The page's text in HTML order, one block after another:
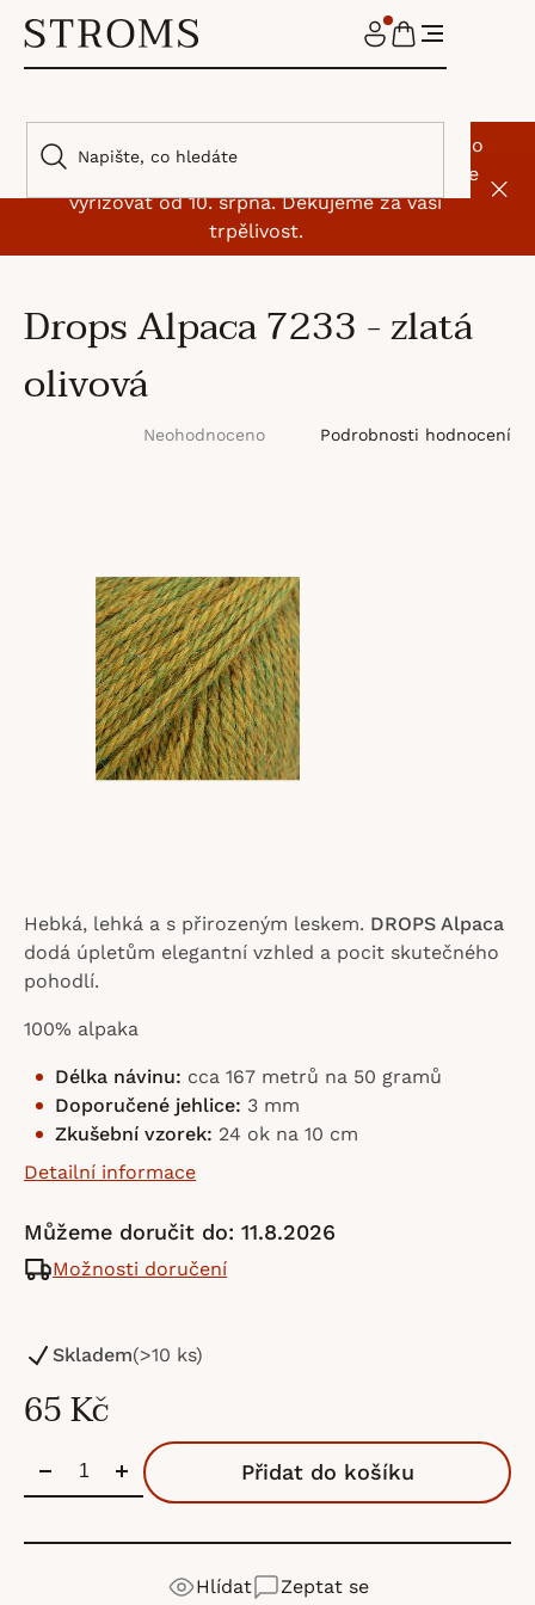
obsah
🌿 I my jsme si na chvíli odskočili od klubíček. Do
9. srpna máme dovolenou, objednávky začneme
vyřizovat od 10. srpna. Děkujeme za vaši
trpělivost.
NÁKUPNÍ
KOŠÍK
Drops Alpaca 7233 - zlatá
olivová
hvězdiček.
Neohodnoceno Podrobnosti hodnocení
65 Kč
Skladem(>10 ks)
Můžeme doručit do: 11.8.2026
Možnosti doručení
Přidat do košíku
Hebká, lehká a s přirozeným leskem. DROPS Alpaca
dodá úpletům elegantní vzhled a pocit skutečného
pohodlí.
100% alpaka
Délka návinu: cca 167 metrů na 50 gramů
Doporučené jehlice: 3 mm
Zkušební vzorek: 24 ok na 10 cm
Detailní informace
Zeptat se
Hlídat